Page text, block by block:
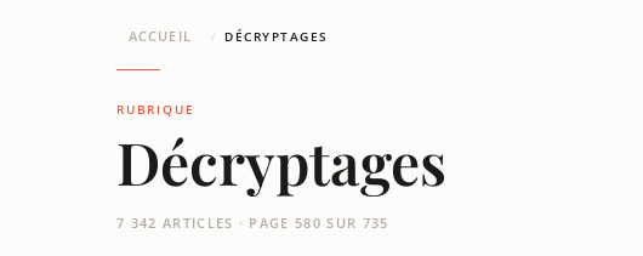
ACCUEIL / DÉCRYPTAGES
RUBRIQUE
Décryptages
7 342 ARTICLES · PAGE 580 SUR 735